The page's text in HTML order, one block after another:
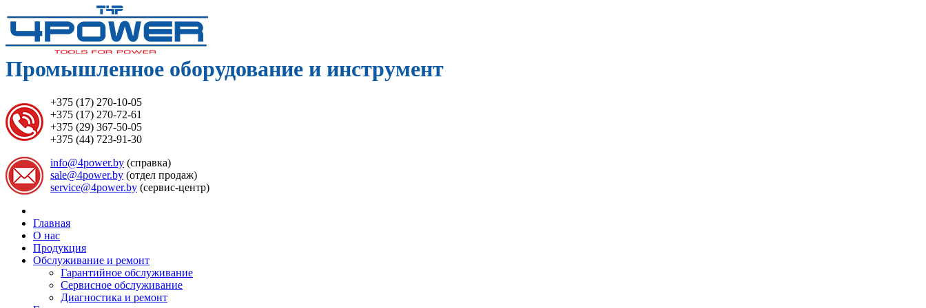
Промышленное оборудование и инструмент
+375 (17) 270-10-05
+375 (17) 270-72-61
+375 (29) 367-50-05
+375 (44) 723-91-30
info@4power.by (справка)
sale@4power.by (отдел продаж)
service@4power.by (сервис-центр)
Главная
О нас
Продукция
Обслуживание и ремонт
Гарантийное обслуживание
Сервисное обслуживание
Диагностика и ремонт